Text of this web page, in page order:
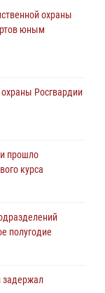
к мошенничеству
охраны
розыске
«Ермак»
десантированию
память детей
охраны
юным
Росгвардии
прошло
курса
полугодие
задержал